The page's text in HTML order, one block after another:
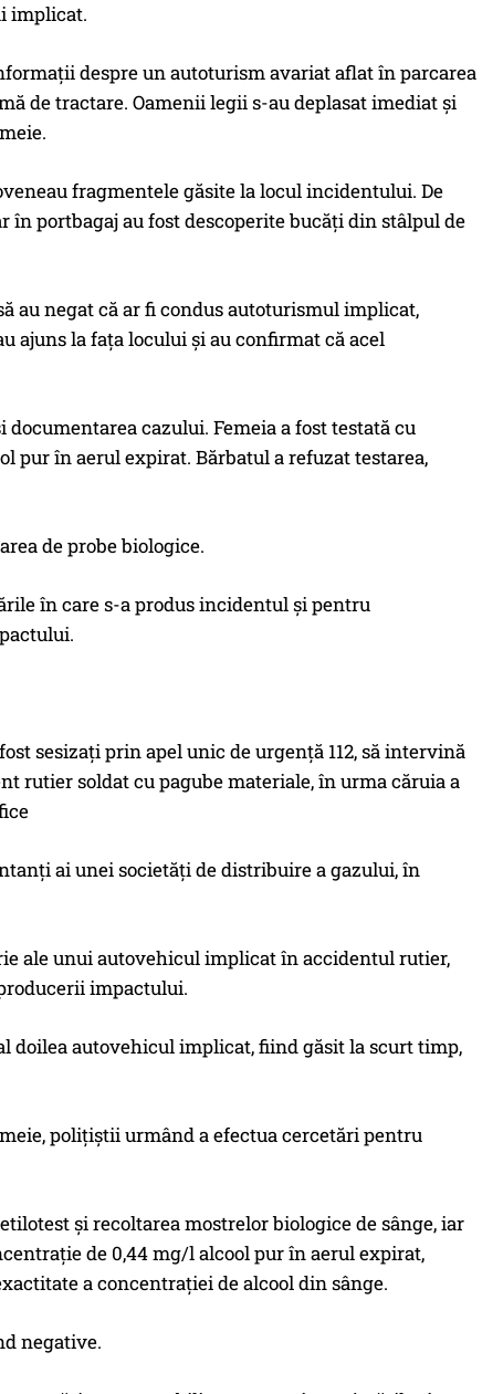
implicat.
despre un autoturism avariat aflat în parcarea
de tractare. Oamenii legii s-au deplasat imediat și
fragmentele găsite la locul incidentului. De
în portbagaj au fost descoperite bucăți din stâlpul de
au negat că ar fi condus autoturismul implicat,
ajuns la fața locului și au confirmat că acel
cazului. Femeia a fost testată cu
pur în aerul expirat. Bărbatul a refuzat testarea,
de probe biologice.
în care s-a produs incidentul și pentru
sesizați prin apel unic de urgență 112, să intervină
rutier soldat cu pagube materiale, în urma căruia a
ai unei societăți de distribuire a gazului, în
ale unui autovehicul implicat în accidentul rutier,
impactului.
doilea autovehicul implicat, fiind găsit la scurt timp,
polițiștii urmând a efectua cercetări pentru
și recoltarea mostrelor biologice de sânge, iar
de 0,44 mg/l alcool pur în aerul expirat,
a concentrației de alcool din sânge.
negative.